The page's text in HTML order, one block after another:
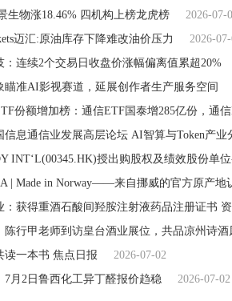
生物涨18.46% 四机构上榜龙虎榜
2026-07-
迈汇:原油库存下降难改油价压力
2026-
：连续2个交易日收盘价涨幅偏离值累超20%
瞄准AI影视赛道，延展创作者生产服务空间
信息通信业发展高层论坛 AI智算与Token产业
INT‘L(00345.HK)授出购股权及绩效股份单
| Made in Norway——来自挪威的官方原产地
：获得重酒石酸间羟胺注射液药品注册证书
陈行甲老师到访皇台酒业展位，共品凉州诗酒
读一本书 焦点日报
2026-07-02
7月2日鲁西化工异丁醛报价趋稳
2026-07-02